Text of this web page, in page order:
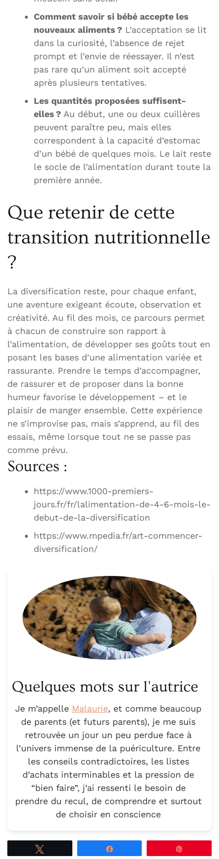
Comment savoir si bébé accepte les
nouveaux aliments ? L’acceptation se lit
dans la curiosité, l’absence de rejet
prompt et l’envie de réessayer. Il n’est
pas rare qu’un aliment soit accepté
après plusieurs tentatives.
Les quantités proposées suffisent-
elles ? Au début, une ou deux cuillères
peuvent paraître peu, mais elles
correspondent à la capacité d’estomac
d’un bébé de quelques mois. Le lait reste
le socle de l’alimentation durant toute la
première année.
Que retenir de cette
transition nutritionnelle
?
La diversification reste, pour chaque enfant,
une aventure exigeant écoute, observation et
créativité. Au fil des mois, ce parcours permet
à chacun de construire son rapport à
l’alimentation, de développer ses goûts tout en
posant les bases d’une alimentation variée et
rassurante. Prendre le temps d’accompagner,
de rassurer et de proposer dans la bonne
humeur favorise le développement – et le
plaisir de manger ensemble. Cette expérience
ne s’improvise pas, mais s’apprend, au fil des
essais, même lorsque tout ne se passe pas
comme prévu.
Sources :
https://www.1000-premiers-
jours.fr/fr/lalimentation-de-4-6-mois-le-
debut-de-la-diversification
https://www.mpedia.fr/art-commencer-
diversification/
Quelques mots sur l'autrice
Je m’appelle Malaurie, et comme beaucoup
de parents (et futurs parents), je me suis
retrouvée un jour un peu perdue face à
l’univers immense de la puériculture. Entre
les conseils contradictoires, les listes
d’achats interminables et la pression de
“bien faire”, j’ai ressenti le besoin de
prendre du recul, de comprendre et surtout
de choisir en conscience